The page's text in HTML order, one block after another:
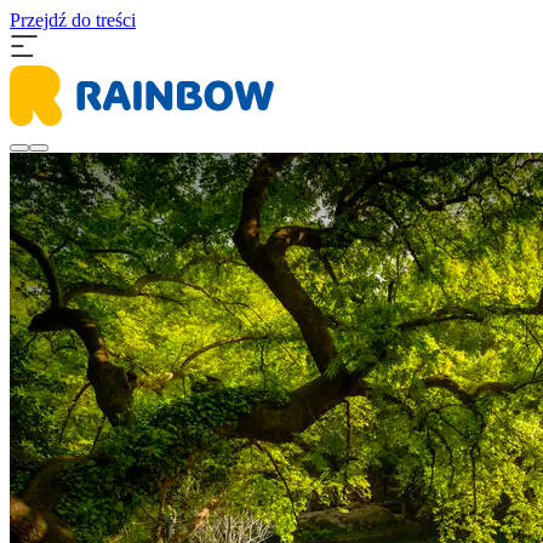
Przejdź do treści